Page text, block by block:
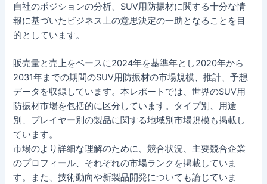
自社のポジションの分析、SUV用防振材に関する十分な情
報に基づいたビジネス上の意思決定の一助となることを目
的としています。
販売量と売上をベースに2024年を基準年とし2020年から
2031年までの期間のSUV用防振材の市場規模、推計、予想
データを収録しています。本レポートでは、世界のSUV用
防振材市場を包括的に区分しています。タイプ別、用途
別、プレイヤー別の製品に関する地域別市場規模も掲載し
ています。
市場のより詳細な理解のために、競合状況、主要競合企業
のプロフィール、それぞれの市場ランクを掲載していま
す。また、技術動向や新製品開発についても論じていま